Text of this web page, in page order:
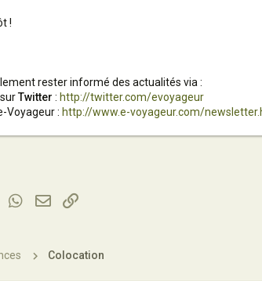
!
rester informé des actualités via :
Twitter : http://twitter.com/evoyageur
Voyageur : http://www.e-voyageur.com/
TumblrWhatsApp
EmailLien
Colocation